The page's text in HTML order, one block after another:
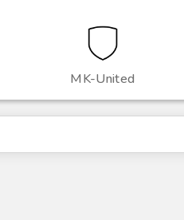
MK-United